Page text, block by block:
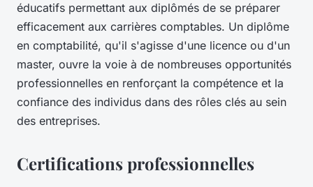
éducatifs permettant aux diplômés de se préparer
efficacement aux carrières comptables. Un diplôme
en comptabilité, qu'il s'agisse d'une licence ou d'un
master, ouvre la voie à de nombreuses opportunités
professionnelles en renforçant la compétence et la
confiance des individus dans des rôles clés au sein
des entreprises.
Certifications professionnelles